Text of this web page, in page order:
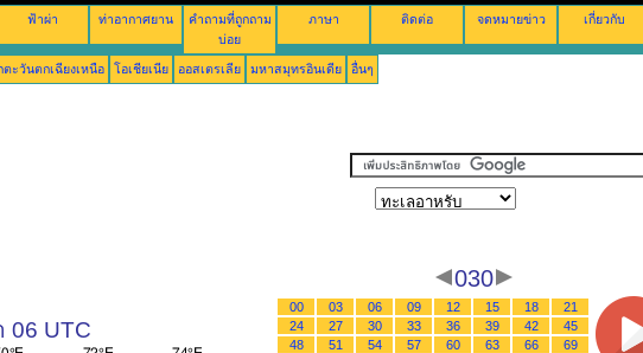
ฟ้าผ่า ท่าอากาศยาน
คำถามที่ถูกถาม
บ่อย
ภาษา ติดต่อ จดหมายข่าว เกี่ยวกับ
ะวันตกเฉียงเหนือ โอเชียเนีย ออสเตรเลีย มหาสมุทรอินเดีย อื่นๆ
06 UTC
030
00 03 06 09 12 15 18
21
24
27 30 33 36 39 42
45
48
51 54 57 60 63 66
69